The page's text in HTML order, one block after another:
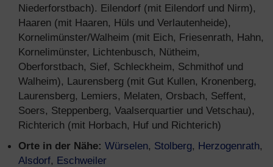
Niederforstbach). Eilendorf (mit Eilendorf und Nirm),
Haaren (mit Haaren, Hüls und Verlautenheide),
Kornelimünster/Walheim (mit Eich, Friesenrath, Hahn,
Kornelimünster, Lichtenbusch, Nütheim,
Oberforstbach, Sief, Schleckheim, Schmithof und
Walheim), Laurensberg (mit Gut Kullen, Kronenberg,
Laurensberg, Lemiers, Melaten, Orsbach, Seffent,
Soers, Steppenberg, Vaalserquartier und Vetschau),
Richterich (mit Horbach, Huf und Richterich)
Orte in der Nähe: Würselen, Stolberg, Herzogenrath,
Alsdorf, Eschweiler